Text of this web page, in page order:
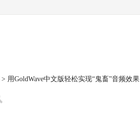
> 用GoldWave中文版轻松实现“鬼畜”音频效果